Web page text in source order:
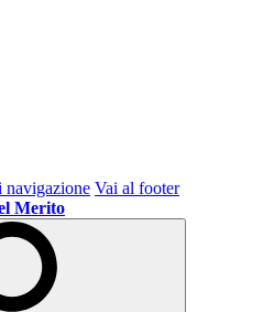
navigazione Vai al footer
Merito